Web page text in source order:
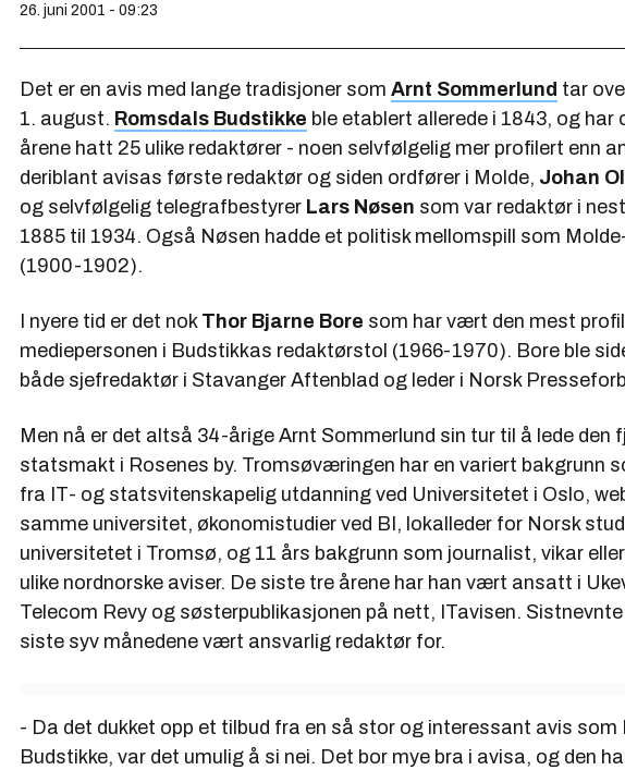
26. juni 2001 - 09:23
Det er en avis med lange tradisjoner som Arnt Sommerlund tar
1. august. Romsdals Budstikke ble etablert allerede i 1843, og har
årene hatt 25 ulike redaktører - noen selvfølgelig mer profilert enn
deriblant avisas første redaktør og siden ordfører i Molde, Johan
og selvfølgelig telegrafbestyrer Lars Nøsen som var redaktør i
1885 til 1934. Også Nøsen hadde et politisk mellomspill som
(1900-1902).
I nyere tid er det nok Thor Bjarne Bore som har vært den mest
mediepersonen i Budstikkas redaktørstol (1966-1970). Bore ble
både sjefredaktør i Stavanger Aftenblad og leder i Norsk
Men nå er det altså 34-årige Arnt Sommerlund sin tur til å lede den
statsmakt i Rosenes by. Tromsøværingen har en variert bakgrunn
fra IT- og statsvitenskapelig utdanning ved Universitetet i Oslo,
samme universitet, økonomistudier ved BI, lokalleder for Norsk
universitetet i Tromsø, og 11 års bakgrunn som journalist, vikar
ulike nordnorske aviser. De siste tre årene har han vært ansatt i
Telecom Revy og søsterpublikasjonen på nett, ITavisen. Sistnevnte
siste syv månedene vært ansvarlig redaktør for.
- Da det dukket opp et tilbud fra en så stor og interessant avis som
Budstikke, var det umulig å si nei. Det bor mye bra i avisa, og den